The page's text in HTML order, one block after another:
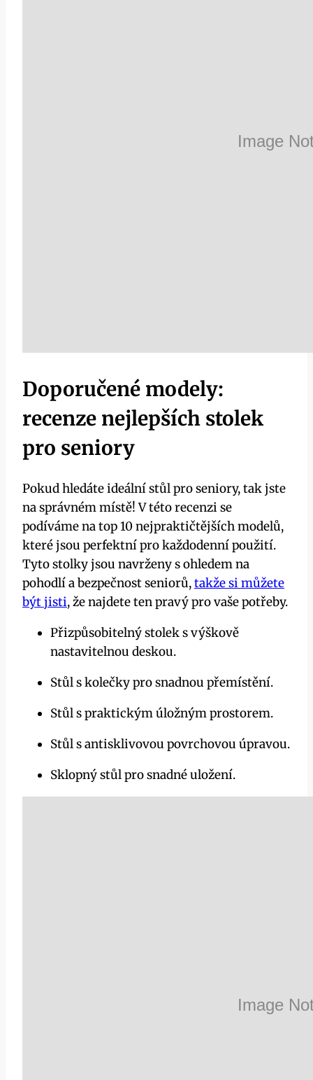
Doporučené modely:
recenze nejlepších stolek
pro seniory
Pokud hledáte ideální stůl pro seniory, tak jste
na správném místě! V této recenzi se
podíváme na top 10 nejpraktičtějších modelů,
které jsou perfektní pro každodenní použití.
Tyto stolky jsou navrženy s ohledem na
pohodlí a bezpečnost seniorů,takže si můžete
být jisti, že najdete ten pravý pro vaše potřeby.
Přizpůsobitelný stolek s výškově
nastavitelnou deskou.
Stůl s kolečky pro snadnou přemístění.
Stůl s praktickým úložným prostorem.
Stůl s antisklivovou povrchovou úpravou.
Sklopný stůl pro snadné uložení.